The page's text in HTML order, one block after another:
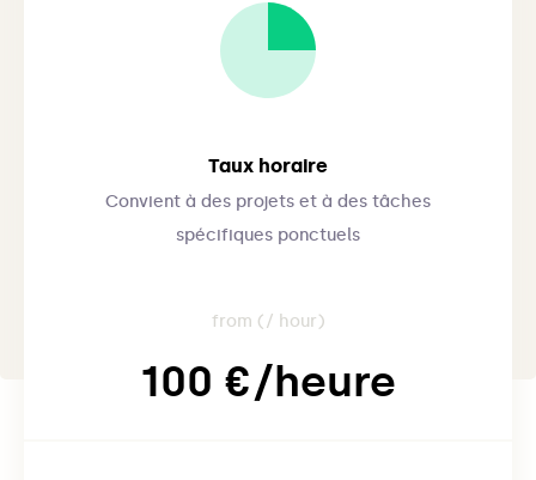
Taux horaire
Convient à des projets et à des tâches
spécifiques ponctuels
from (/ hour)
100 €/heure